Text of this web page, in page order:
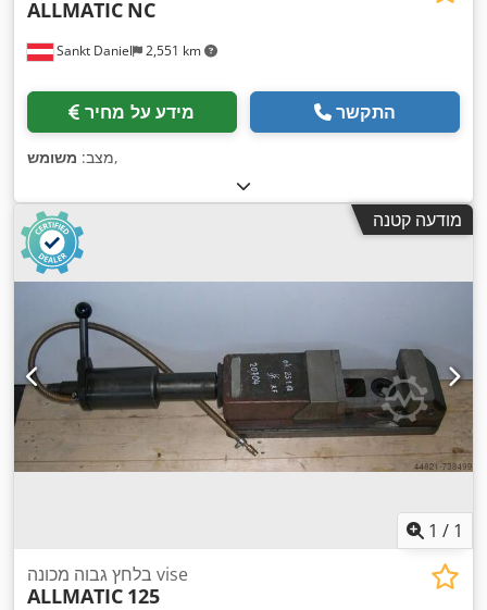
Sankt Daniel 2,551 km
ALLMATIC NC
מידע על מחיר התקשר
מצב: משומש ,
מודעה קטנה
1 / 1
בלחץ גבוה מכונה vise
ALLMATIC 125